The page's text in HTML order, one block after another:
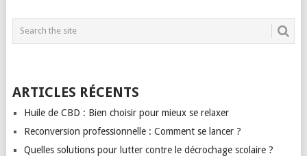
ARTICLES RÉCENTS
Huile de CBD : Bien choisir pour mieux se relaxer
Reconversion professionnelle : Comment se lancer ?
Quelles solutions pour lutter contre le décrochage scolaire ?